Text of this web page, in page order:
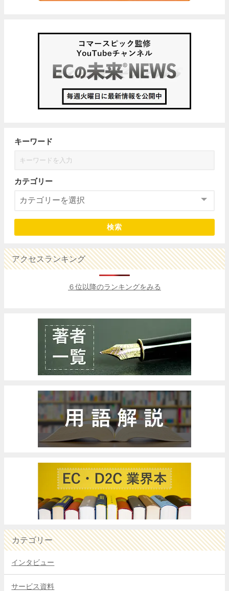
キーワード
カテゴリー
検索
アクセスランキング
６位以降のランキングをみる
カテゴリー
インタビュー
サービス資料